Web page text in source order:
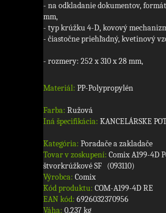
- na odkladanie dokumentov,
mm,
- typ krúžku 4-D, kovový
- čiastočne priehľadný, kvetinový
- rozmery: 252 x 310 x 28 mm,
Materiál: PP-Polypropylén
Farba: Ružová
Iná špecifikácia: KANCELÁRSKE
Kategória: Poradače a zakladače
Tovar v zoskupení: Comix A199-4D
štvorkrúžkové SF (093110)
Výrobca: Comix
Kód produktu: COM-A199-4D RE
EAN kód: 6926032370956
Váha: 0,237 kg